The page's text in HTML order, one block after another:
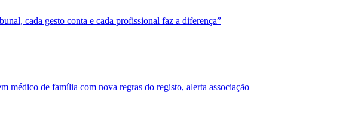
cada gesto conta e cada profissional faz a diferença”
médico de família com nova regras do registo, alerta associação